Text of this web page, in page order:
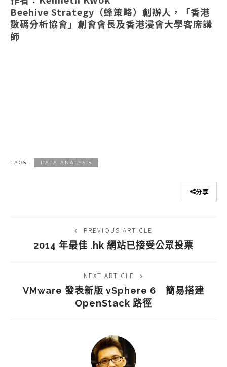
Beehive Strategy（蜂策略）創辦人，「香港
數碼分析協會」創會會長及香港浸會大學客席講
師
TAGS : DATA ANALYSIS
分享
PREVIOUS ARTICLE
2014 年最佳 .hk 網站已接受公眾投票
NEXT ARTICLE
VMware 發表新版 vSphere 6 簡易搭建
OpenStack 路徑